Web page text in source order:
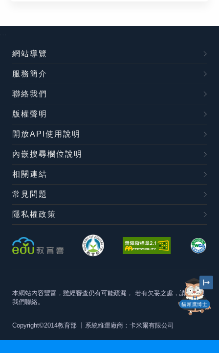
貓頭鷹博士
:::
網站導覽
服務簡介
聯絡我們
版權聲明
開放API使用說明
內嵌搜尋欄位說明
相關連結
常見問題
隱私權政策
本網站內容豐富，雖經審查仍有可能疏漏， 若有欠妥之處，請隨時與
我們聯絡。
Copyright©2014教育部 丨系統維運廠商：卡米爾有限公司